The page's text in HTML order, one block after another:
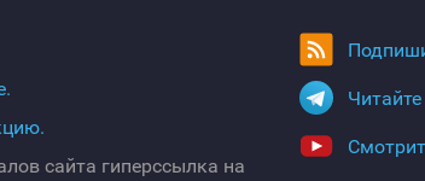
сайта гиперссылка на